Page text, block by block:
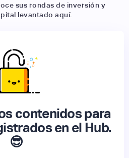
sus rondas de inversión y
levantado aquí.
contenidos para
en el Hub.
😎